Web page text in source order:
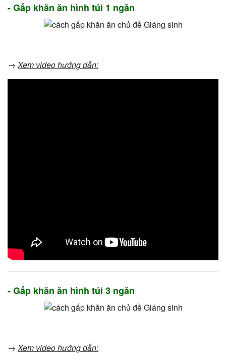
- Gấp khăn ăn hình túi 1 ngăn
→Xem video hướng dẫn:
- Gấp khăn ăn hình túi 3 ngăn
→ Xem video hướng dẫn: